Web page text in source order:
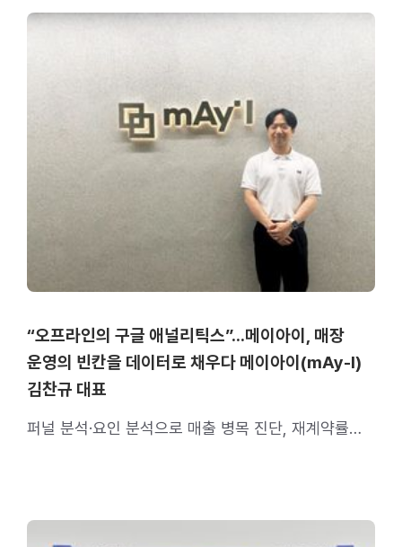
“오프라인의 구글 애널리틱스”…메이아이, 매장
운영의 빈칸을 데이터로 채우다 메이아이(mAy-I)
김찬규 대표
퍼널 분석·요인 분석으로 매출 병목 진단, 재계약률